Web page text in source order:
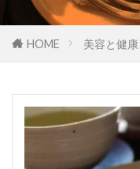
HOME 美容と健康